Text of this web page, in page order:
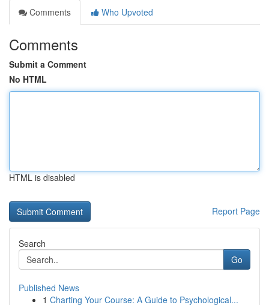
Comments
Who Upvoted
Comments
Submit a Comment
No HTML
HTML is disabled
Report Page
Search
Go
Published News
1 Charting Your Course: A Guide to Psychological...